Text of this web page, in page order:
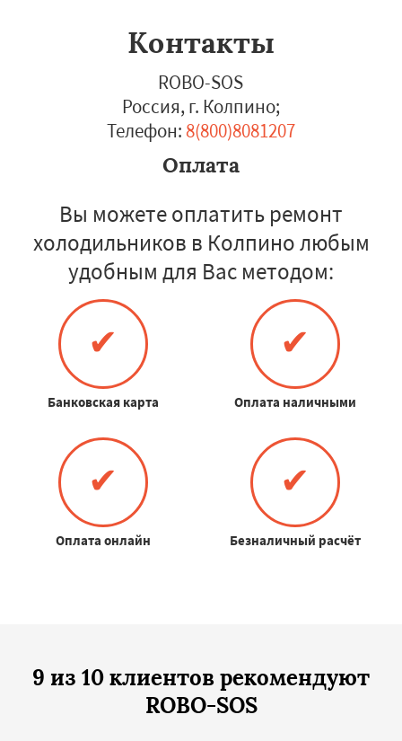
Контакты
ROBO-SOS
Россия, г. Колпино;
Телефон: 8(800)8081207
Оплата
Вы можете оплатить ремонт
холодильников в Колпино любым
удобным для Вас методом:
✔
Банковская карта
✔
Оплата наличными
✔
Оплата онлайн
✔
Безналичный расчёт
9 из 10 клиентов рекомендуют
ROBO-SOS